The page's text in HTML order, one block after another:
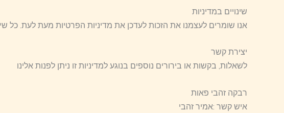
שינויים במדיניות
אנו שומרים לעצמנו את הזכות לעדכן את מדיניות הפרטיות מעת לעת. כל
יצירת קשר
לשאלות, בקשות או בירורים נוספים בנוגע למדיניות זו ניתן לפנות אלינו
רבקה זהבי פאות
איש קשר :אמיר זהבי